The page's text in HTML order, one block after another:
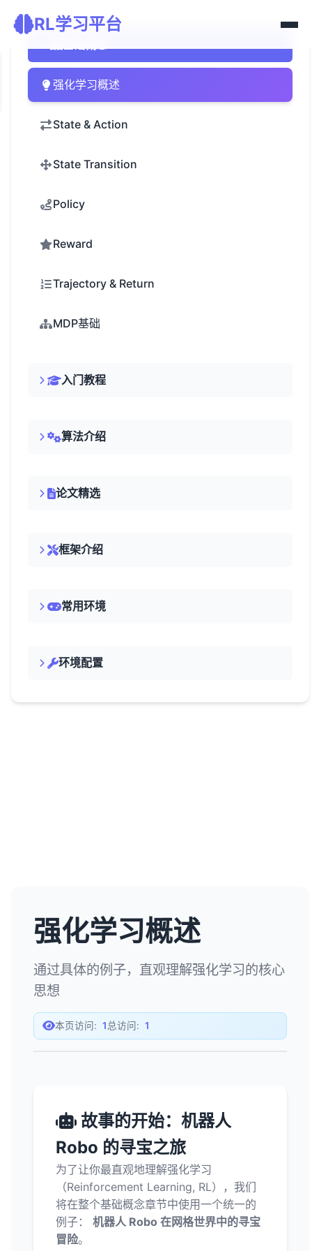
RL学习平台
强化学习概述
State & Action
State Transition
Policy
Reward
Trajectory & Return
MDP基础
入门教程
算法介绍
论文精选
框架介绍
常用环境
环境配置
强化学习概述
通过具体的例子，直观理解强化学习的核心
思想
本页访问: 1总访问: 1
故事的开始：机器人
Robo 的寻宝之旅
为了让你最直观地理解强化学习
（Reinforcement Learning, RL），我们
将在整个基础概念章节中使用一个统一的
例子： 机器人 Robo 在网格世界中的寻宝
冒险。